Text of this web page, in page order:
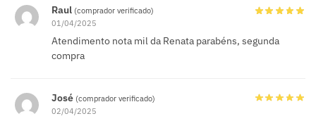
Raul (comprador verificado)
01/04/2025
Atendimento nota mil da Renata parabéns, segunda
compra
José (comprador verificado)
02/04/2025